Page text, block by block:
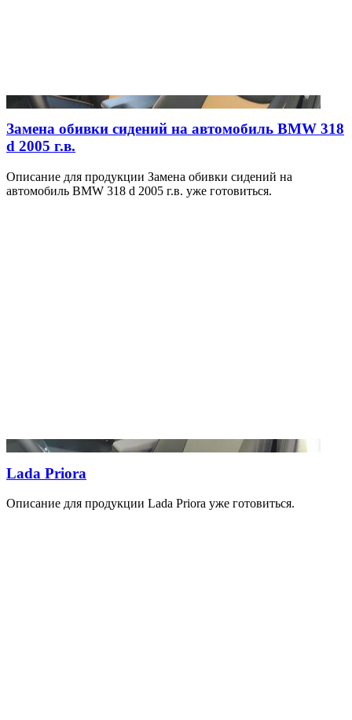
Замена обивки сидений на автомобиль BMW 318
d 2005 г.в.
Описание для продукции Замена обивки сидений на
автомобиль BMW 318 d 2005 г.в. уже готовиться.
Lada Priora
Описание для продукции Lada Priora уже готовиться.